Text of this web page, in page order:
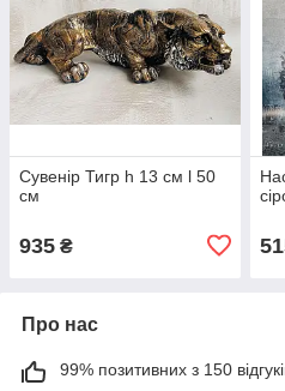
Сувенір Тигр h 13 см l 50
см
935 ₴
Про нас
99% позитивних з 150